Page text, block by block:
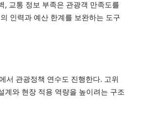
, 교통 정보 부족은 관광객 만족도를
인력과 예산 한계를 보완하는 도구
서 관광정책 연수도 진행한다. 고위
계와 현장 적용 역량을 높이려는 구조